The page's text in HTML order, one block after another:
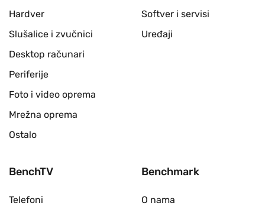
Hardver
Slušalice i zvučnici
Desktop računari
Periferije
Foto i video oprema
Mrežna oprema
Ostalo
Softver i servisi
Uređaji
BenchTV
Telefoni
Benchmark
O nama